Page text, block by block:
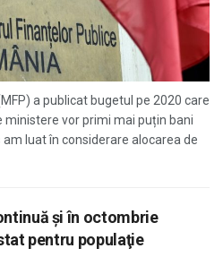
a publicat bugetul pe 2020 care
ministere vor primi mai puțin bani
luat în considerare alocarea de
şi în octombrie
pentru populaţie